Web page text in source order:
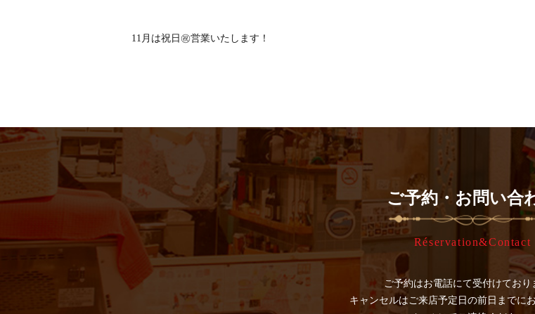
11月は祝日㊗️営業いたします！
ご予約・お問い合
Réservation&Contact
ご予約はお電話にて受付けており
キャンセルはご来店予定日の前日までに